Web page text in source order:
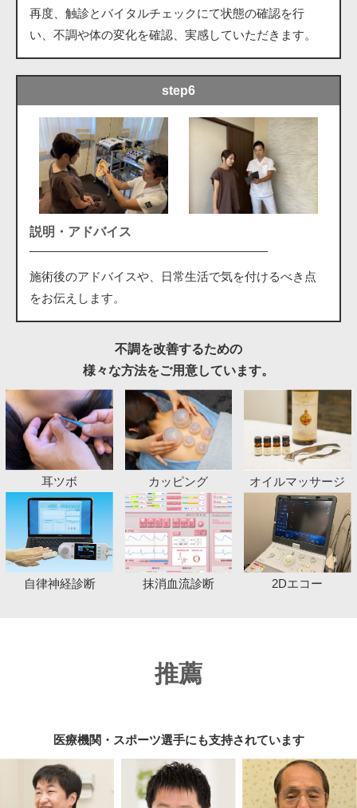
再度、触診とバイタルチェックにて状態の確認を行
い、不調や体の変化を確認、実感していただきます。
step6
説明・アドバイス
施術後のアドバイスや、日常生活で気を付けるべき点
をお伝えします。
不調を改善するための
様々な方法をご用意しています。
耳ツボ カッピング オイルマッサージ
自律神経診断 抹消血流診断 2Dエコー
推薦
医療機関・スポーツ選手にも支持されています